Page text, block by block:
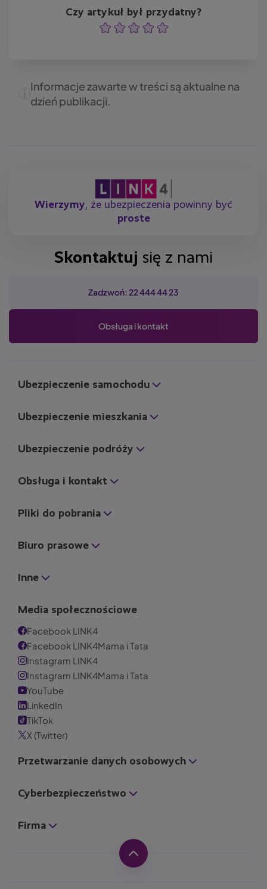
Czy artykuł był przydatny?
OcenaOcenaOcena
OcenaOcena
Informacje zawarte w treści są aktualne na
dzień publikacji.
Wierzymy, że ubezpieczenia powinny być
proste
Skontaktuj się z nami
Zadzwoń: 22 444 44 23
Obsługa i kontakt
Ubezpieczenie samochodu
Ubezpieczenie mieszkania
Ubezpieczenie podróży
Obsługa i kontakt
Pliki do pobrania
Biuro prasowe
Inne
Media społecznościowe
Facebook LINK4
Facebook LINK4Mama i Tata
Instagram LINK4
Instagram LINK4Mama i Tata
YouTube
LinkedIn
TikTok
X (Twitter)
Przetwarzanie danych osobowych
Cyberbezpieczeństwo
Firma